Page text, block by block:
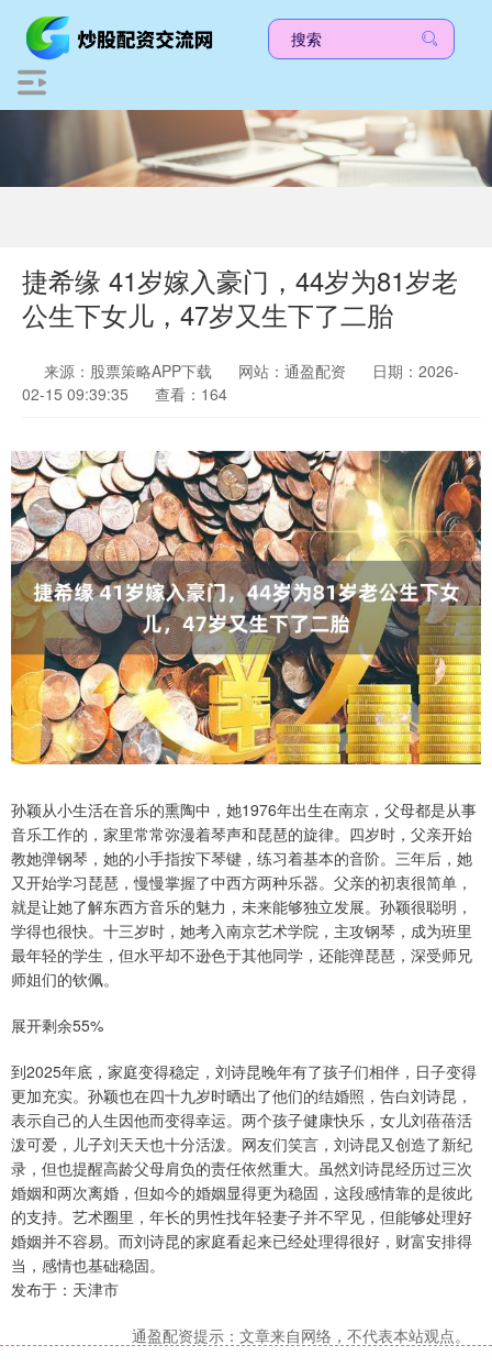
捷希缘 41岁嫁入豪门，44岁为81岁老
公生下女儿，47岁又生下了二胎
来源：股票策略APP下载 网站：通盈配资
日期：2026-
02-15 09:39:35
查看：164
孙颖从小生活在音乐的熏陶中，她1976年出生在南京，父母都是从事
音乐工作的，家里常常弥漫着琴声和琵琶的旋律。四岁时，父亲开始
教她弹钢琴，她的小手指按下琴键，练习着基本的音阶。三年后，她
又开始学习琵琶，慢慢掌握了中西方两种乐器。父亲的初衷很简单，
就是让她了解东西方音乐的魅力，未来能够独立发展。孙颖很聪明，
学得也很快。十三岁时，她考入南京艺术学院，主攻钢琴，成为班里
最年轻的学生，但水平却不逊色于其他同学，还能弹琵琶，深受师兄
师姐们的钦佩。
展开剩余55%
到2025年底，家庭变得稳定，刘诗昆晚年有了孩子们相伴，日子变得
更加充实。孙颖也在四十九岁时晒出了他们的结婚照，告白刘诗昆，
表示自己的人生因他而变得幸运。两个孩子健康快乐，女儿刘蓓蓓活
泼可爱，儿子刘天天也十分活泼。网友们笑言，刘诗昆又创造了新纪
录，但也提醒高龄父母肩负的责任依然重大。虽然刘诗昆经历过三次
婚姻和两次离婚，但如今的婚姻显得更为稳固，这段感情靠的是彼此
的支持。艺术圈里，年长的男性找年轻妻子并不罕见，但能够处理好
婚姻并不容易。而刘诗昆的家庭看起来已经处理得很好，财富安排得
当，感情也基础稳固。
发布于：天津市
通盈配资提示：文章来自网络，不代表本站观点。